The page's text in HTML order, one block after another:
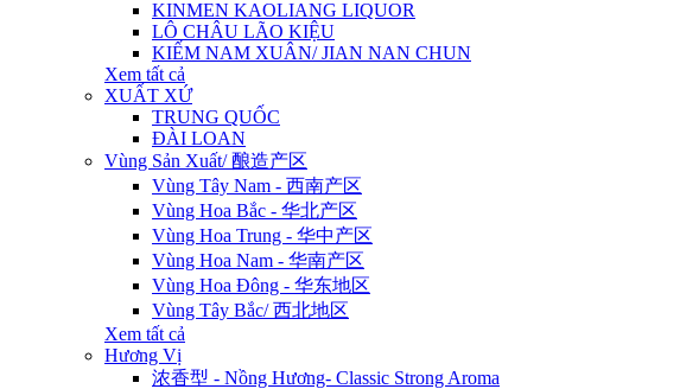
KINMEN KAOLIANG LIQUOR
LÔ CHÂU LÃO KIỆU
KIẾM NAM XUÂN/ JIAN NAN CHUN
Xem tất cả
XUẤT XỨ
TRUNG QUỐC
ĐÀI LOAN
Vùng Sản Xuất/ 酿造产区
Vùng Tây Nam - 西南产区
Vùng Hoa Bắc - 华北产区
Vùng Hoa Trung - 华中产区
Vùng Hoa Nam - 华南产区
Vùng Hoa Đông - 华东地区
Vùng Tây Bắc/ 西北地区
Xem tất cả
Hương Vị
浓香型 - Nồng Hương- Classic Strong Aroma